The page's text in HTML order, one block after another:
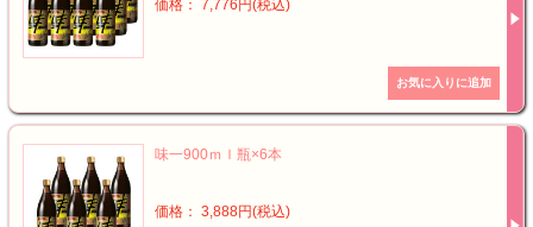
価格： 7,776円(税込)
味一900ｍｌ瓶×6本
価格： 3,888円(税込)